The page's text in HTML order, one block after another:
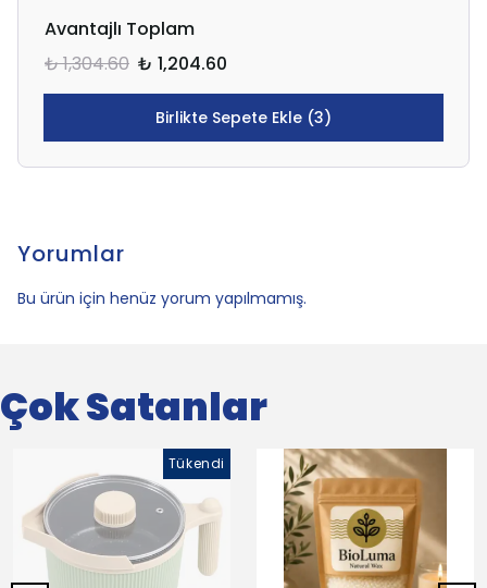
Avantajlı Toplam
₺ 1,304.60 ₺ 1,204.60
Birlikte Sepete Ekle (3)
Yorumlar
Bu ürün için henüz yorum yapılmamış.
Çok Satanlar
Tükendi